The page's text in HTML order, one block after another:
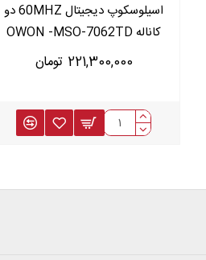
اسیلوسکوپ دیجیتال 60MHZ دو
کاناله OWON -MSO-7062TD
221,300,000 تومان